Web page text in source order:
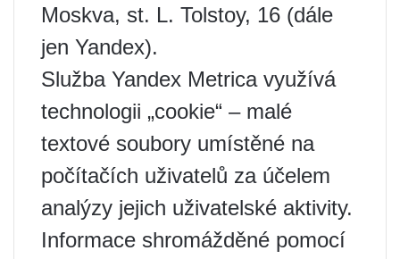
Moskva, st. L. Tolstoy, 16 (dále
jen Yandex).
Služba Yandex Metrica využívá
technologii „cookie“ – malé
textové soubory umístěné na
počítačích uživatelů za účelem
analýzy jejich uživatelské aktivity.
Informace shromážděné pomocí